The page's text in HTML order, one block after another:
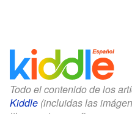
Todo el contenido de los
Kiddle (incluidas las